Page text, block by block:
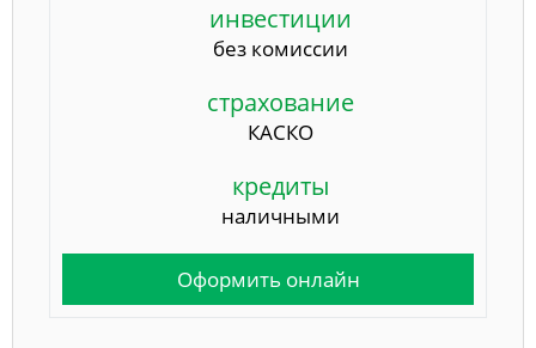
инвестиции
без комиссии
страхование
КАСКО
кредиты
наличными
Оформить онлайн